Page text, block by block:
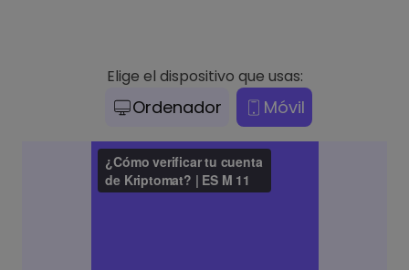
Elige el dispositivo que usas:
Ordenador Móvil